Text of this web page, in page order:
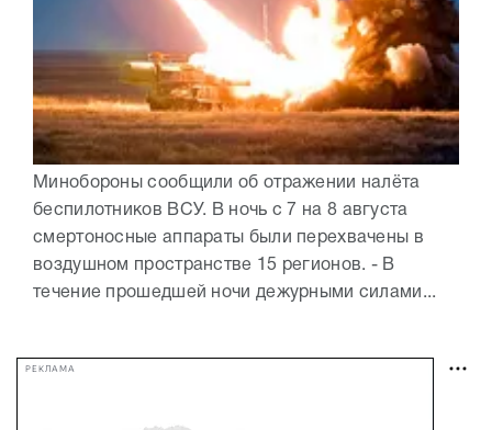
Минобороны сообщили об отражении налёта
беспилотников ВСУ. В ночь с 7 на 8 августа
смертоносные аппараты были перехвачены в
воздушном пространстве 15 регионов. - В
течение прошедшей ночи дежурными силами...
РЕКЛАМА